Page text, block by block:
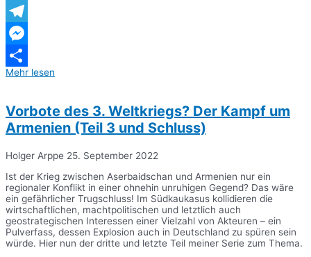
WhatsApp
Telegram
Messenger
Teilen
Mehr lesen
Vorbote des 3. Weltkriegs? Der Kampf um
Armenien (Teil 3 und Schluss)
Holger Arppe 25. September 2022
Ist der Krieg zwischen Aserbaidschan und Armenien nur ein
regionaler Konflikt in einer ohnehin unruhigen Gegend? Das wäre
ein gefährlicher Trugschluss! Im Südkaukasus kollidieren die
wirtschaftlichen, machtpolitischen und letztlich auch
geostrategischen Interessen einer Vielzahl von Akteuren – ein
Pulverfass, dessen Explosion auch in Deutschland zu spüren sein
würde. Hier nun der dritte und letzte Teil meiner Serie zum Thema.